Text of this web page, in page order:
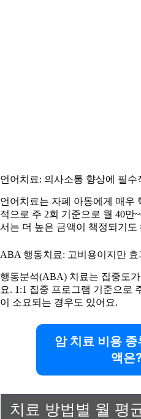
언어치료: 의사소통 향상에 필수
언어치료는 자폐 아동에게 매우
적으로 주 2회 기준으로 월 40만
서는 더 높은 금액이 책정되기도
ABA 행동치료: 고비용이지만 효
행동분석(ABA) 치료는 집중도
요. 1:1 집중 프로그램 기준으로
이 소요되는 경우도 있어요.
암 치료 비용
액은
치료 방법별 월 평